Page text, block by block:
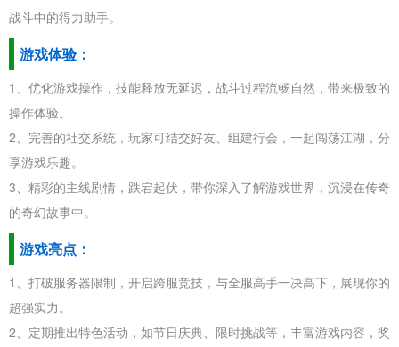
战斗中的得力助手。
游戏体验：
1、优化游戏操作，技能释放无延迟，战斗过程流畅自然，带来极致的
操作体验。
2、完善的社交系统，玩家可结交好友、组建行会，一起闯荡江湖，分
享游戏乐趣。
3、精彩的主线剧情，跌宕起伏，带你深入了解游戏世界，沉浸在传奇
的奇幻故事中。
游戏亮点：
1、打破服务器限制，开启跨服竞技，与全服高手一决高下，展现你的
超强实力。
2、定期推出特色活动，如节日庆典、限时挑战等，丰富游戏内容，奖